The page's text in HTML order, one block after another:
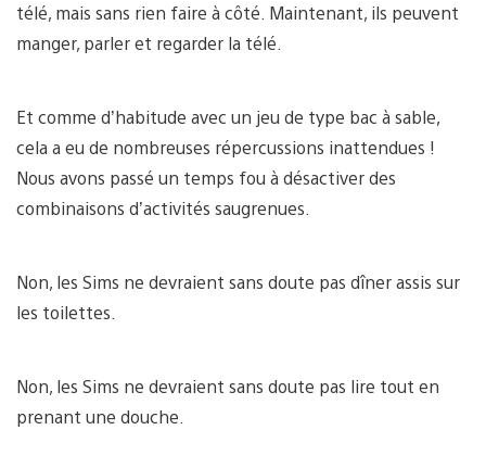
télé, mais sans rien faire à côté. Maintenant, ils peuvent
manger, parler et regarder la télé.
Et comme d’habitude avec un jeu de type bac à sable,
cela a eu de nombreuses répercussions inattendues !
Nous avons passé un temps fou à désactiver des
combinaisons d’activités saugrenues.
Non, les Sims ne devraient sans doute pas dîner assis sur
les toilettes.
Non, les Sims ne devraient sans doute pas lire tout en
prenant une douche.